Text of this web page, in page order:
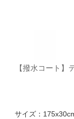
【撥水コート】
サイズ：